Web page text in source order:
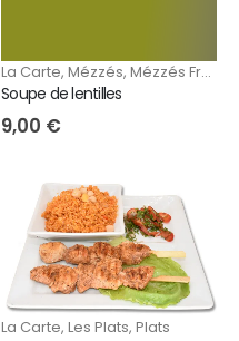
La Carte, Mézzés, Mézzés Froids
Soupe de lentilles
9,00 €
Mézzzés Chauds
La Carte, Les Plats, Plats